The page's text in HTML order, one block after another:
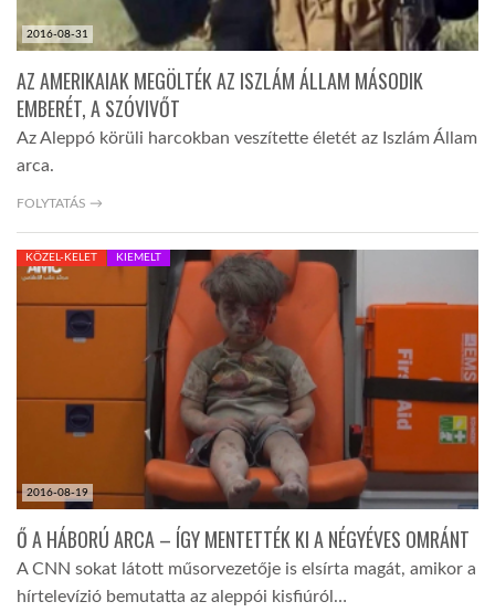
2016-08-31
AZ AMERIKAIAK MEGÖLTÉK AZ ISZLÁM ÁLLAM MÁSODIK
EMBERÉT, A SZÓVIVŐT
Az Aleppó körüli harcokban veszítette életét az Iszlám Állam
arca.
FOLYTATÁS →
2016-08-19
KÖZEL-KELET KIEMELT
Ő A HÁBORÚ ARCA – ÍGY MENTETTÉK KI A NÉGYÉVES OMRÁNT
A CNN sokat látott műsorvezetője is elsírta magát, amikor a
hírtelevízió bemutatta az aleppói kisfiúról…